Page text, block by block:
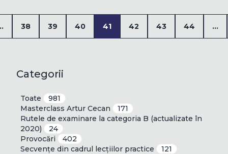
38 39 40 41 42 43 44 ...
Categorii
Toate
981
Masterclass Artur Cecan
171
Rutele de examinare la categoria B (actualizate în
2020)
24
Provocări
402
Secvențe din cadrul lecțiilor practice
121